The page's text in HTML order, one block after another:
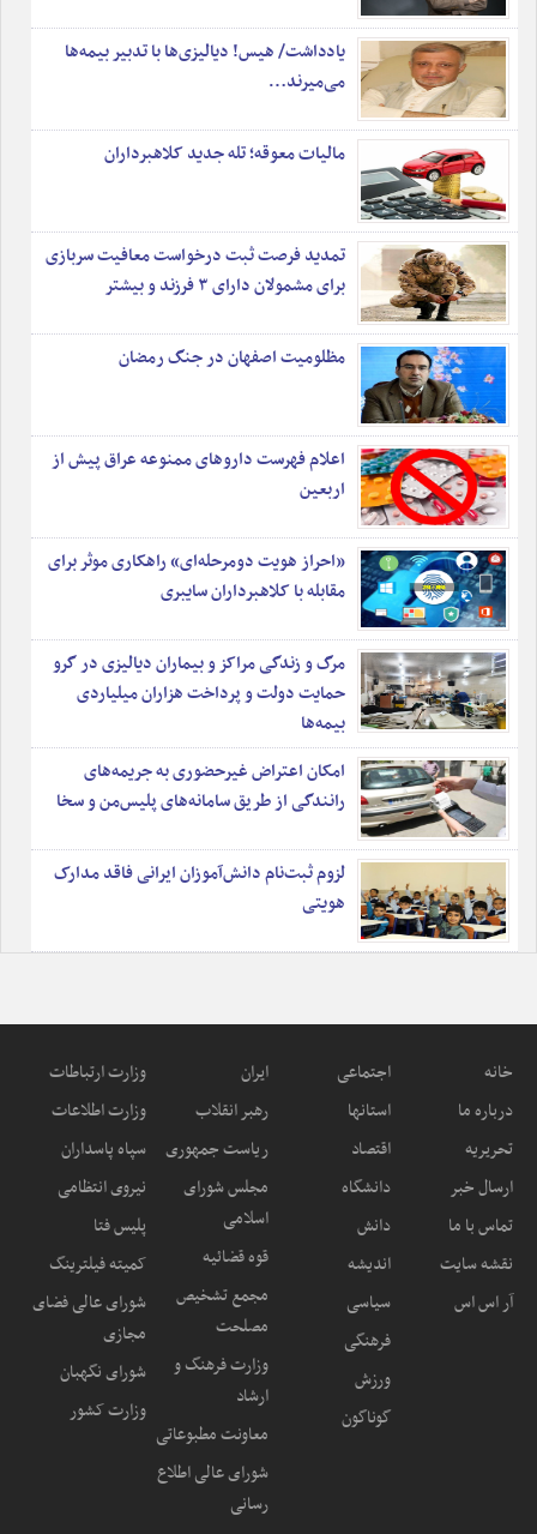
لزوم ثبت‌نام دانش‌آموزان ایرانی فاقد مدارک هویتی
•«تیخوانا»؛ وقتی تیم‌ملی را به حاشیه و خطر می‌فرستند!
مراکز دیالیز در آستانه کما؛ هزاران میلیارد مطالبه از بیمه‌ها در کنار کمبود
و گرانی داروها و تجهیزات دیالیز
•خانه‌های زیر ۲.۵ میلیارد تهران
وقتی طلا نقد نمی‌شود؛ هشدار درباره خریدهای بدون تحویل فیزیکی
•شادی در مدارس قدغن!
•زندگی منزوی و لوکس رهبر فراری
• انتقاد دوست یا قربان‌صدقه رفتن غریبه‎ها؛ کدام‌یک مفیدتر است؟
•درآمد میلیونی دختر گدا با ۵۰۰ هزار فالوئر
•شکل و شمایل تقویم ایران در دوران احمدشاه قاجار
•آغاز صدور گواهی انحصار وراثت به ‌صورت الکترونیکی
یادداشت/ هیس! دیالیزی‌ها با تدبیر بیمه‌ها
می‌میرند…
مالیات معوقه؛ تله جدید کلاهبرداران
تمدید فرصت ثبت درخواست معافیت سربازی
برای مشمولان دارای ۳ فرزند و بیشتر
مظلومیت اصفهان در جنگ رمضان
اعلام فهرست داروهای ممنوعه عراق پیش از
اربعین
«احراز هویت دومرحله‌ای» راهکاری موثر برای
مقابله با کلاهبرداران سایبری
مرگ و زندگی مراکز و بیماران دیالیزی در گرو
حمایت دولت و پرداخت هزاران میلیاردی
بیمه‌ها
امکان اعتراض غیرحضوری به جریمه‌های
رانندگی از طریق سامانه‌های پلیس‌من و سخا
لزوم ثبت‌نام دانش‌آموزان ایرانی فاقد مدارک
هویتی
خانه
درباره ما
تحریریه
ارسال خبر
تماس با ما
نقشه سایت
آر اس اس
اجتماعی
استانها
اقتصاد
دانشگاه
دانش
اندیشه
سیاسی
فرهنگی
ورزش
گوناگون
ایران
رهبر انقلاب
ریاست جمهوری
مجلس شورای
اسلامی
قوه قضائیه
مجمع تشخیص
مصلحت
وزارت فرهنگ و
ارشاد
معاونت مطبوعاتی
شورای عالی اطلاع
رسانی
وزارت ارتباطات
وزارت اطلاعات
سپاه پاسداران
نیروی انتظامی
پلیس فتا
کمیته فیلترینگ
شورای عالی فضای
مجازی
شورای نگهبان
وزارت کشور